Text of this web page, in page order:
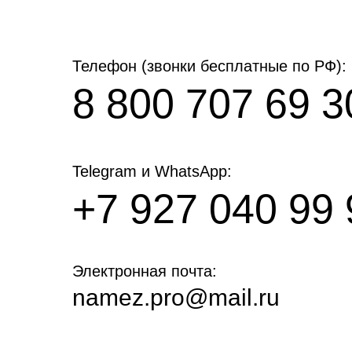
Телефон (звонки бесплатные по РФ):
8 800 707 69
Telegram и WhatsApp:
+7 927 040 99
Электронная почта:
namez.pro@mail.ru